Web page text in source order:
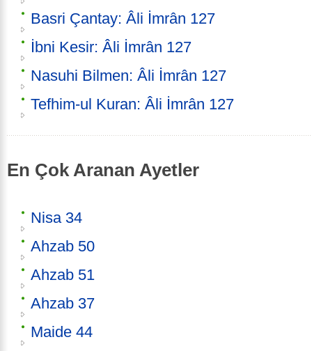
Basri Çantay: Âli İmrân 127
İbni Kesir: Âli İmrân 127
Nasuhi Bilmen: Âli İmrân 127
Tefhim-ul Kuran: Âli İmrân 127
En Çok Aranan Ayetler
Nisa 34
Ahzab 50
Ahzab 51
Ahzab 37
Maide 44